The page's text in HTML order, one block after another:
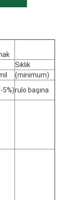
Sıklık
(minimum)
5%)rulo başına